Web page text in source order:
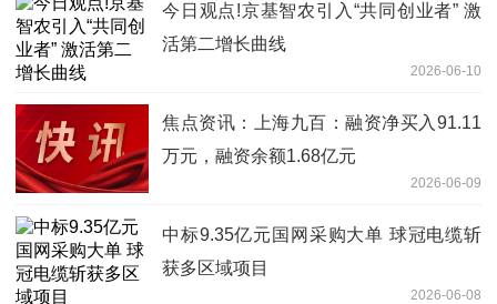
今日观点!京基智农引入“共同创业者” 激
活第二增长曲线
2026-06-10
焦点资讯：上海九百：融资净买入91.11
万元，融资余额1.68亿元
2026-06-09
中标9.35亿元国网采购大单 球冠电缆斩
获多区域项目
2026-06-08